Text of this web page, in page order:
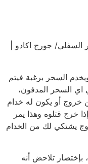
السفلي/ جورج اكادو |
السحر برغبة فيتم
السحر المدفون،
خروج أو يكون له خدام
خرج قتلوه وهذا يمر
يشتكي لك من الخدام
تلاحض أنه